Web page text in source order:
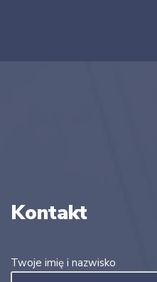
Kontakt
Twoje imię i nazwisko